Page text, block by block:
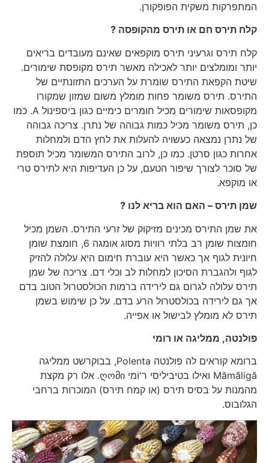
המתפרקות משקית הפופקורן.
קלח תירס חם או תירס מהקופסה ?
קלח תירס וגרעיני תירס מוקפאים שאינם מעובדים בריאים
יותר ומומלצים יותר לאכילה מאשר תירס מקופסת שימורים.
שיטת הקפאת התירס שומרת על הערכים התזונתיים של
התירס. תירס משומר פחות מומלץ משום שמזון שמקורו
מקופסאות שימורים מכיל חומרים כימיים כגון ביספינול A. כמו
כן, תירס משומר מכיל כמות גבוהה של נתרן. צריכה גבוהה
של נתרן נמצאה כעשויה להעלות את לחץ הדם ולמחלות
אחרות כגון סרטן. כמו כן, לרוב התירס המשומר מכיל תוספת
של סוכר לצורך שיפור הטעם, על כן העדיפות היא לתירס טרי
או מוקפא.
שמן תירס – האם הוא בריא לנו ?
את שמן התירס מכינים מזיקוק של זרעי התירס. השמן מכיל
חומצות שומן רב בלתי רוויות מסוג אומגה 6, חומצת שומן
חיונית לגוף אך כאשר היא עוברת חימום היא עלולה להזיק
לגוף ולהגברת הסיכון למחלות לב וכלי דם. צריכה של שמן
תירס עלולה לגרום גם לירידה ברמות הכולסטרול הטוב בדם
אך גם לירידה בכולסטרול הרע בדם. על כן שימוש בשמן
תירס לא מומלץ לבישול או אפייה.
פולנטה, ממליגה או רומי
ברומא קוראים לה פולנטה Polenta, בבוקרשט ממליגה
Mămăligă ואילו בטיביליסי ר'וֹמי ღომი. אלו רק מקצת
מהמנות על בסיס תירס (או קמח תירס) המוכרות ברחבי
הגלובוס.